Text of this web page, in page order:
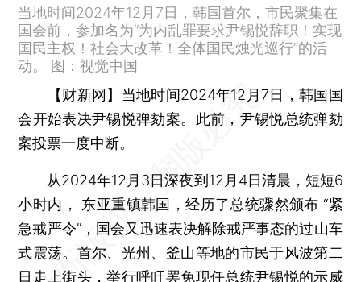
当地时间2024年12月7日，韩国首尔，市民聚集在
国会前，参加名为“为内乱罪要求尹锡悦辞职！实现
国民主权！社会大改革！全体国民烛光巡行”的活
动。 图：视觉中国
【财新网】 当地时间2024年12月7日，韩国国
会开始表决尹锡悦弹劾案。此前，尹锡悦总统弹劾
案投票一度中断。
从2024年12月3日深夜到12月4日清晨，短短6
小时内， 东亚重镇韩国，经历了总统骤然颁布 “紧
急戒严令”，国会又迅速表决解除戒严事态的过山车
式震荡。首尔、光州、釜山等地的市民于风波第二
日走上街头，举行呼吁罢免现任总统尹锡悦的示威